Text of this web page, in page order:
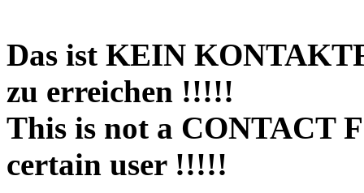
Das ist KEIN
zu erreichen !!!!!
This is not a CONTACT
certain user !!!!!